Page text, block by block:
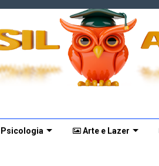
Psicologia Arte e Lazer